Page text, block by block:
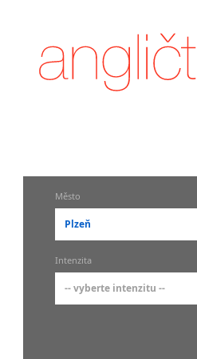
Město
Plzeň
-- vyberte město --
pražské městské části
Intenzita
-- vyberte intenzitu --